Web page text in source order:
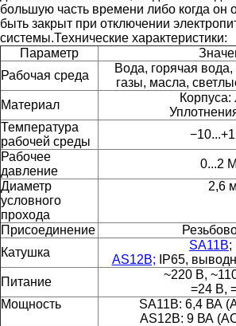
большую часть времени либо когда он
быть закрыт при отключении
системы.Технические характеристики:
Параметр
Рабочая среда
Вода, горячая
газы, масла,
Материал
Корпуса:
Температура
рабочей среды
Рабочее
давление
0...2
Диаметр
условного
прохода
2,6
Присоединение
Катушка
SA11B;
AS12B; IP65,
Питание
~220 В,
=24 В,
Мощность
SA11B: 6,4 ВА
AS12B: 9 ВА